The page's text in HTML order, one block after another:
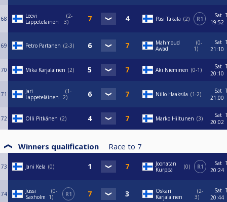
68
Leevi
Lappetelainen
2-
3
Pasi Takala 2 R1
Sat
19:52
69 Petro Partanen 2-3
Mahmoud
Awad
0-
1
Sat
21:10
70 Mika Karjalainen 2 Aki Nieminen 0-1
Sat
20:10
71
Jari
Lappeteläinen
1-
2
Niilo Haaksila 1-2
Sat
21:00
72 Olli Pitkänen 2 Marko Hiltunen 3
Sat
20:02
Winners qualification Race to 7
73 Jani Kela 0
Joonatan
Kurppa
0 R1
Sat
20:24
74
Jussi
Saxholm
0-
1
R1
Oskari
Karjalainen
2-
3
Sat
20:44